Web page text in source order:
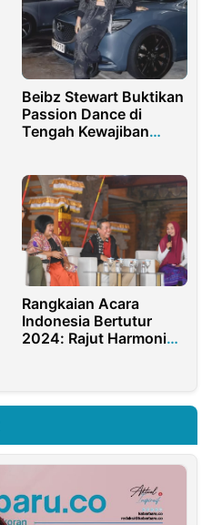
Beibz Stewart Buktikan
Passion Dance di
Tengah Kewajiban
Rangkaian Acara
Indonesia Bertutur
2024: Rajut Harmoni